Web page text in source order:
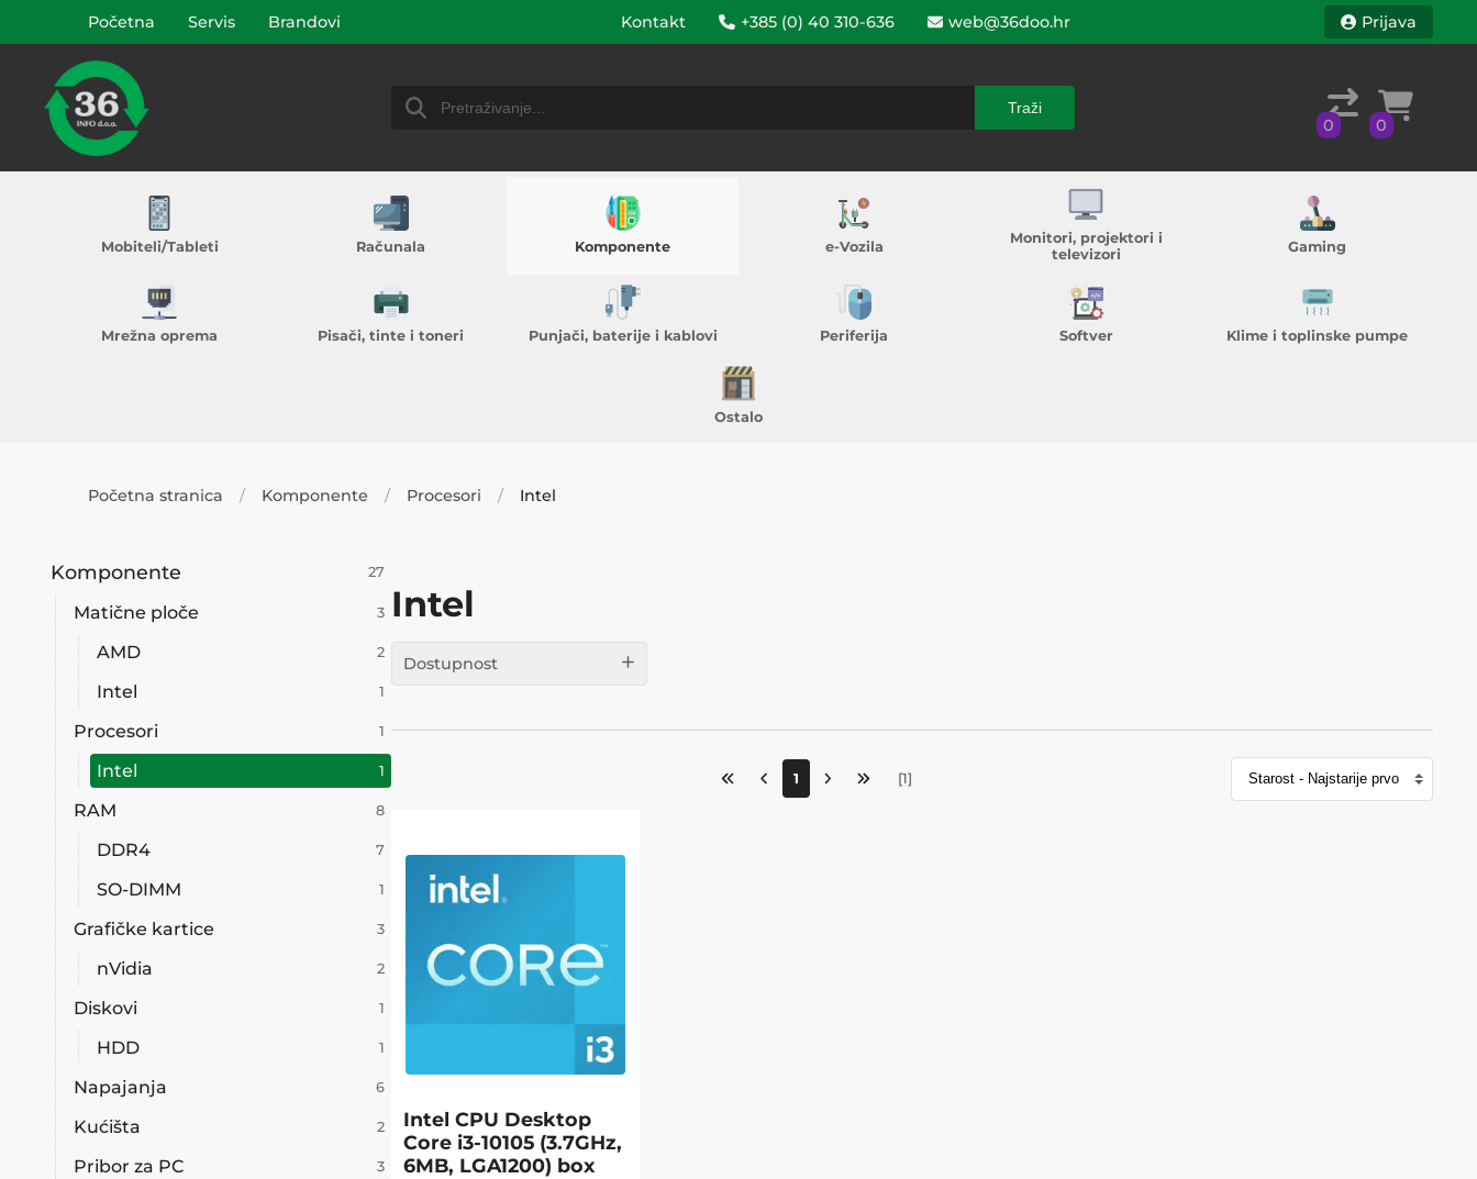
Traži
Početna Servis Brandovi Kontakt +385 (0) 40 310-636 web@36doo.hr Prijava
Traži
0 0
Mobiteli/Tableti Računala Komponente e-Vozila
Monitori, projektori i
televizori
Gaming
Mrežna oprema Pisači, tinte i toneri Punjači, baterije i kablovi Periferija Softver Klime i toplinske pumpe
Ostalo
Početna stranica Komponente Procesori Intel
Komponente 27
Matične ploče 3
AMD 2
Intel 1
Procesori 1
Intel 1
RAM 8
DDR4 7
SO-DIMM 1
Grafičke kartice 3
nVidia 2
Diskovi 1
HDD 1
Napajanja 6
Kućišta 2
Pribor za PC 3
Intel
Dostupnost
1 [1]
Intel CPU Desktop
Core i3-10105 (3.7GHz,
6MB, LGA1200) box